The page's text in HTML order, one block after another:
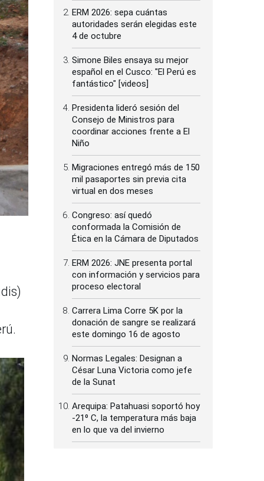
ERM 2026: sepa cuántas
autoridades serán elegidas este
4 de octubre
Simone Biles ensaya su mejor
español en el Cusco: "El Perú es
fantástico" [videos]
Presidenta lideró sesión del
Consejo de Ministros para
coordinar acciones frente a El
Niño
Migraciones entregó más de 150
mil pasaportes sin previa cita
virtual en dos meses
Congreso: así quedó
conformada la Comisión de
Ética en la Cámara de Diputados
ERM 2026: JNE presenta portal
con información y servicios para
proceso electoral
Carrera Lima Corre 5K por la
donación de sangre se realizará
este domingo 16 de agosto
Normas Legales: Designan a
César Luna Victoria como jefe
de la Sunat
Arequipa: Patahuasi soportó hoy
-21⁰ C, la temperatura más baja
en lo que va del invierno